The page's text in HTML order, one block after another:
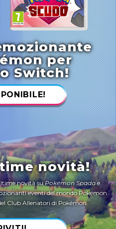
per
Switch!
novità!
novità suPokémon Spadae
eventi del mondo Pokémon
Club Allenatori di Pokémon.